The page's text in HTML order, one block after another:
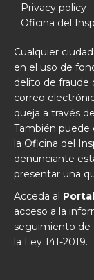
Privacy policy
Oficina del
Cualquier
en el uso de
delito de fraude
correo
queja a través de
También puede
la Oficina del
denunciante
presentar una
Acceda al
acceso a la
seguimiento de
la Ley 141-2019.